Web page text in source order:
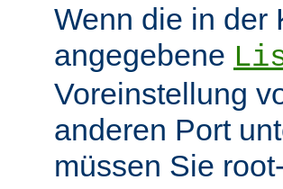
Wenn die in der
angegebene
Voreinstellung
anderen Port
müssen Sie